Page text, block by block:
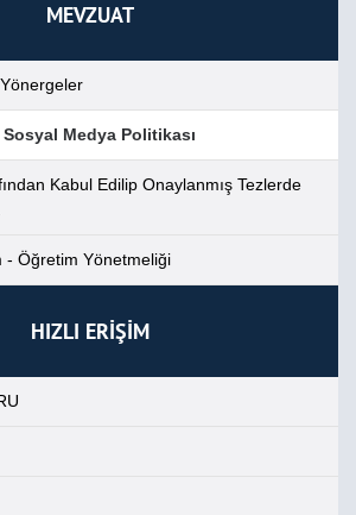
MEVZUAT
Medya Politikası
Kabul Edilip Onaylanmış Tezlerde
- Öğretim Yönetmeliği
HIZLI ERİŞİM